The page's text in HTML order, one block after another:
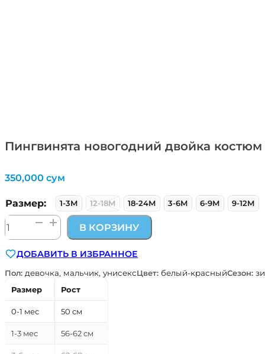
Пингвинята новогодний двойка костюм
350,000 сум
Размер: 1-3М 12-18М 18-24М 3-6М 6-9М 9-12М
Количество
товара
новогодний
двойка
костюм
В КОРЗИНУ
ДОБАВИТЬ В ИЗБРАННОЕ
Пол: девочка, мальчик, унисексЦвет: белый-красныйСезон:
Размер
Рост
0-1 мес 50 см
1-3 мес 56-62 см